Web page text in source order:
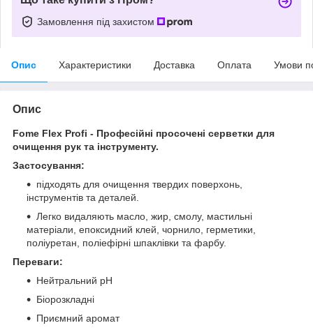
Замовлення під захистом
Опис Характеристики Доставка Оплата Умови
Опис
Fome Flex Profi - Професійні просочені серветки для
очищення рук та інструменту.
Застосування:
підходять для очищення твердих поверхонь,
інструментів та деталей.
Легко видаляють масло, жир, смолу, мастильні
матеріали, епоксидний клей, чорнило, герметики,
поліуретан, поліефірні шпаклівки та фарбу.
Переваги:
Нейтральний pH
Біорозкладні
Приємний аромат